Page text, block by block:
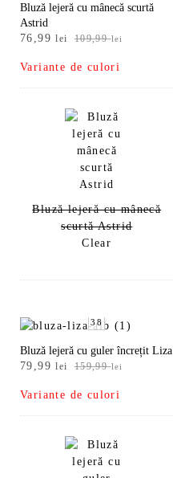
Bluză lejeră cu mânecă scurtă
Astrid
109,99lei
Prețul
a
fost:
76,99lei
Prețul
este:
76,99 lei.
Variante de culori
Bluză lejeră cu mânecă
scurtă Astrid
Clear
38
Bluză lejeră cu guler încrețit Liza
159,99lei
Prețul
a
fost:
79,99lei
Prețul
este:
79,99 lei.
Variante de culori